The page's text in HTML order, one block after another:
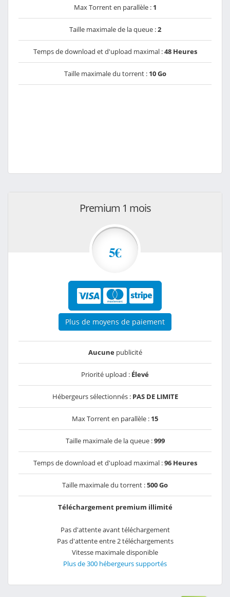
Max Torrent en parallèle : 1
Taille maximale de la queue :2
Temps de download et d'upload maximal :48 Heures
Taille maximale du torrent : 10 Go
Premium 1 mois
5€
Plus de moyens de paiement
Aucunepublicité
Priorité upload : Élevé
Hébergeurs sélectionnés : PAS DE LIMITE
Max Torrent en parallèle : 15
Taille maximale de la queue :999
Temps de download et d'upload maximal :96 Heures
Taille maximale du torrent :500 Go
Téléchargement premium illimité
Pas d'attente avant téléchargement
Pas d'attente entre 2 téléchargements
Vitesse maximale disponible
Plus de 300 hébergeurs supportés